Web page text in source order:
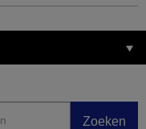
Zoeken